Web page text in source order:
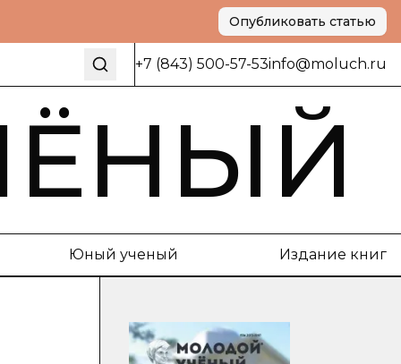
Опубликовать статью
+7 (843) 500-57-53info@moluch.ru
Юный ученый Издание книг